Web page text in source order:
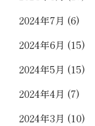
2024年7月 (6)
2024年6月 (15)
2024年5月 (15)
2024年4月 (7)
2024年3月 (10)